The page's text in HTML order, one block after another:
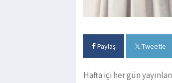
Paylaş Tweetle
Hafta içi her gün